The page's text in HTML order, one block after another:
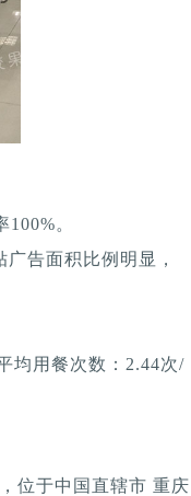
。
告面积比例明显，
均用餐次数：2.44次/
位于中国直辖市 重庆